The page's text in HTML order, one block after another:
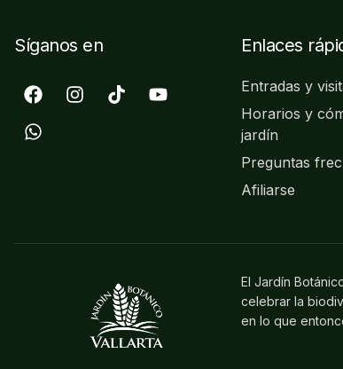
Síganos en Enlaces
Entradas y
Horarios y
jardín
Preguntas
Afiliarse
El Jardín
celebrar la
en lo que